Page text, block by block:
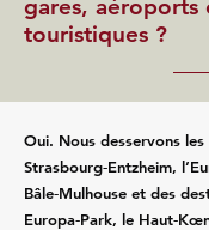
gares, aéroports
touristiques ?
Oui. Nous desservons
Strasbourg‑Entzheim,
Bâle‑Mulhouse et des
Europa‑Park, le